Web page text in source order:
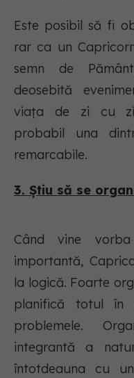
Este posibil să fi
rar ca un
semn de
deosebită
viața de zi cu
probabil una
remarcabile.
3. Știu să se
Când vine
importantă,
la logică. Foarte
planifică totul în
problemele.
integrantă a
întotdeauna cu